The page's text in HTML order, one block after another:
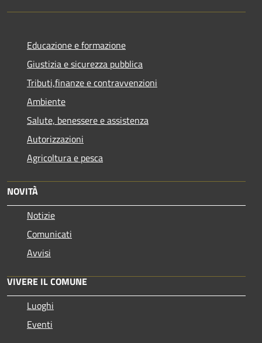
Educazione e formazione
Giustizia e sicurezza pubblica
Tributi,finanze e contravvenzioni
Ambiente
Salute, benessere e assistenza
Autorizzazioni
Agricoltura e pesca
NOVITÀ
Notizie
Comunicati
Avvisi
VIVERE IL COMUNE
Luoghi
Eventi